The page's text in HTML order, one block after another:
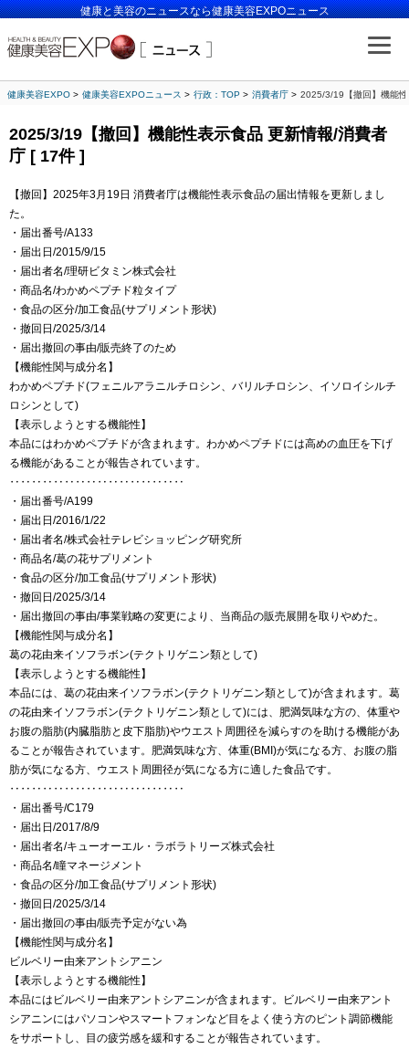
健康と美容のニュースなら健康美容EXPOニュース
健康美容EXPO 健康美容EXPOニュース 行政：TOP 消費者庁 2025/3/19【撤回】機能
2025/3/19【撤回】機能性表示食品 更新情報/消費者
庁 [ 17件 ]
【撤回】2025年3月19日 消費者庁は機能性表示食品の届出情報を更新しまし
た。
・届出番号/A133
・届出日/2015/9/15
・届出者名/理研ビタミン株式会社
・商品名/わかめペプチド粒タイプ
・食品の区分/加工食品(サプリメント形状)
・撤回日/2025/3/14
・届出撤回の事由/販売終了のため
【機能性関与成分名】
わかめペプチド(フェニルアラニルチロシン、バリルチロシン、イソロイシルチ
ロシンとして)
【表示しようとする機能性】
本品にはわかめペプチドが含まれます。わかめペプチドには高めの血圧を下げ
る機能があることが報告されています。
‥‥‥‥‥‥‥‥‥‥‥‥‥‥‥‥
・届出番号/A199
・届出日/2016/1/22
・届出者名/株式会社テレビショッピング研究所
・商品名/葛の花サプリメント
・食品の区分/加工食品(サプリメント形状)
・撤回日/2025/3/14
・届出撤回の事由/事業戦略の変更により、当商品の販売展開を取りやめた。
【機能性関与成分名】
葛の花由来イソフラボン(テクトリゲニン類として)
【表示しようとする機能性】
本品には、葛の花由来イソフラボン(テクトリゲニン類として)が含まれます。葛
の花由来イソフラボン(テクトリゲニン類として)には、肥満気味な方の、体重や
お腹の脂肪(内臓脂肪と皮下脂肪)やウエスト周囲径を減らすのを助ける機能があ
ることが報告されています。肥満気味な方、体重(BMI)が気になる方、お腹の脂
肪が気になる方、ウエスト周囲径が気になる方に適した食品です。
‥‥‥‥‥‥‥‥‥‥‥‥‥‥‥‥
・届出番号/C179
・届出日/2017/8/9
・届出者名/キューオーエル・ラボラトリーズ株式会社
・商品名/瞳マネージメント
・食品の区分/加工食品(サプリメント形状)
・撤回日/2025/3/14
・届出撤回の事由/販売予定がない為
【機能性関与成分名】
ビルベリー由来アントシアニン
【表示しようとする機能性】
本品にはビルベリー由来アントシアニンが含まれます。ビルベリー由来アント
シアニンにはパソコンやスマートフォンなど目をよく使う方のピント調節機能
をサポートし、目の疲労感を緩和することが報告されています。